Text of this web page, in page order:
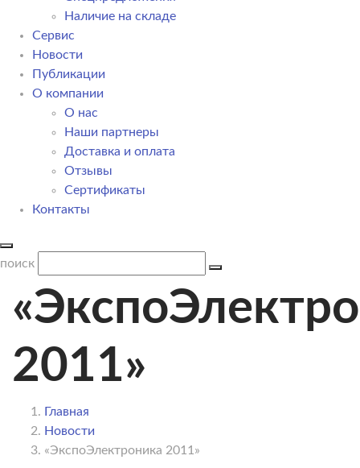
Наличие на складе
Сервис
Новости
Публикации
О компании
О нас
Наши партнеры
Доставка и оплата
Отзывы
Сертификаты
Контакты
поиск
2011»
Главная
Новости
«ЭкспоЭлектроника 2011»